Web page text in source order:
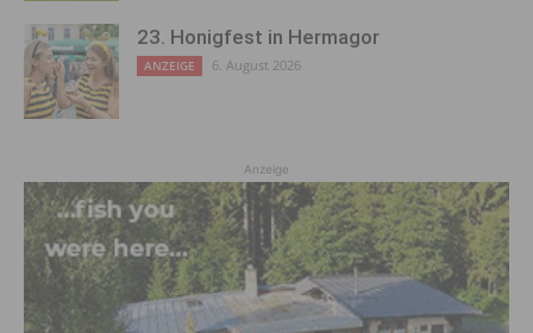
23. Honigfest in Hermagor
ANZEIGE 6. August 2026
Anzeige